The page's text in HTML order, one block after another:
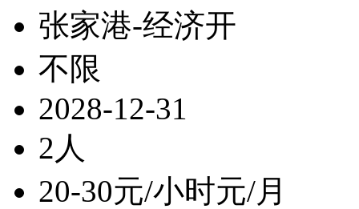
张家港-经济开
不限
2028-12-31
2人
20-30元/小时元/月